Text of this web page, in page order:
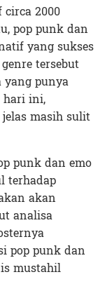
2000
pop punk dan
yang sukses
tersebut
yang punya
hari ini,
masih sulit
punk dan emo
terhadap
akan
analisa
pop punk dan
mustahil